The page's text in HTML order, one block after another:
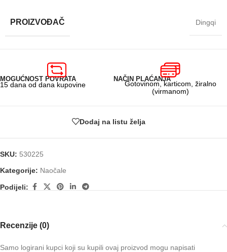
PROIZVOĐAČ Dingqi
MOGUĆNOST POVRATA
15 dana od dana kupovine
NAČIN PLAĆANJA
Gotovinom, karticom, žiralno
(virmanom)
Dodaj na listu želja
SKU: 530225
Kategorije: Naočale
Podijeli:
Recenzije (0)
Samo logirani kupci koji su kupili ovaj proizvod mogu napisati